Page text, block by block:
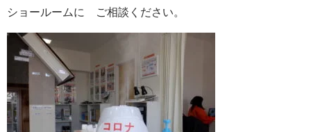
ショールームに ご相談ください。